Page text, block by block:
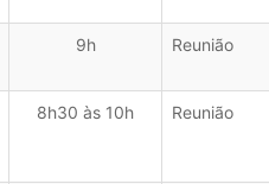
9h Reunião
8h30 às 10h Reunião